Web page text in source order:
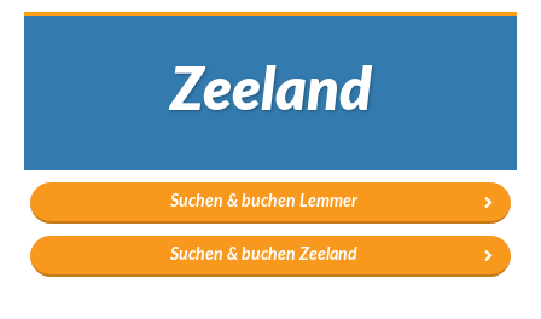
Zeeland
Suchen & buchen Lemmer
Suchen & buchen Zeeland